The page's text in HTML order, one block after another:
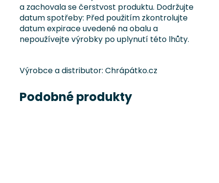
a zachovala se čerstvost produktu. Dodržujte
datum spotřeby: Před použitím zkontrolujte
datum expirace uvedené na obalu a
nepoužívejte výrobky po uplynutí této lhůty.
Výrobce a distributor: Chrápátko.cz
Podobné produkty